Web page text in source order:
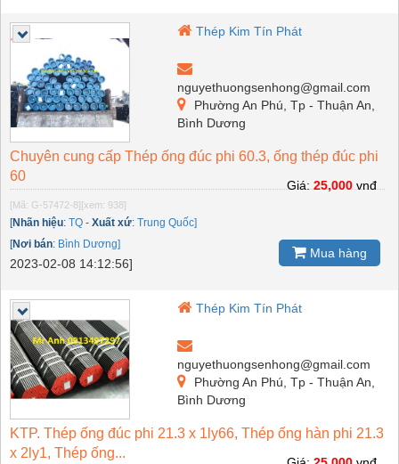
Thép Kim Tín Phát
nguyethuongsenhong@gmail.com
Phường An Phú, Tp - Thuận An,
Bình Dương
Chuyên cung cấp Thép ống đúc phi 60.3, ống thép đúc phi
60
[Mã: G-57472-8] [xem: 938]
[Nhãn hiệu: TQ - Xuất xứ: Trung Quốc]
[Nơi bán: Bình Dương]
2023-02-08 14:12:56]
Giá:25,000vnđ
Mua hàng
Thép Kim Tín Phát
nguyethuongsenhong@gmail.com
Phường An Phú, Tp - Thuận An,
Bình Dương
KTP. Thép ống đúc phi 21.3 x 1ly66, Thép ống hàn phi 21.3
x 2ly1, Thép ống...